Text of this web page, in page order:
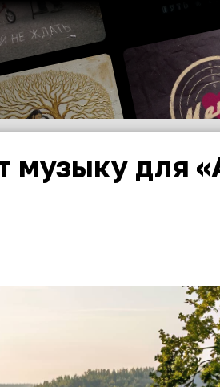
музыку для